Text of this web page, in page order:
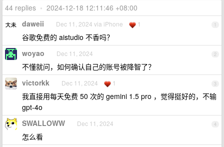
44 replies • 2024-12-18 12:11:46 +08:00
1
daweii Dec 11, 2024 via iPhone 1
谷歌免费的 aistudio 不香吗？
2
woyao Dec 11, 2024
不懂就问，如何确认自己的账号被降智了？
3
victorkk Dec 11, 2024 1
我直接用每天免费 50 次的 gemini 1.5 pro ，觉得挺好的，不输
gpt-4o
4
SWALLOWW Dec 11, 2024
怎么看